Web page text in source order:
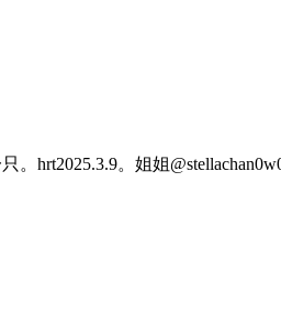
hrt2025.3.9。姐姐